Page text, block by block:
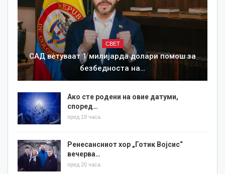
СВЕТ
САД ветуваат 1 милијарда долари помош за
безбедноста на…
Ако сте родени на овие датуми,
според…
пред 19 часа
Ренесансниот хор „Готик Војсис“
вечерва…
пред 20 часа